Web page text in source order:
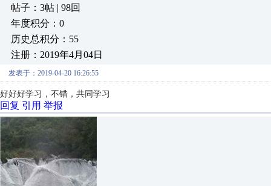
帖子：3帖 | 98回
年度积分：0
历史总积分：55
注册：2019年4月04日
发表于：2019-04-20 16:26:55
好好好学习，不错，共同学习
回复 引用 举报